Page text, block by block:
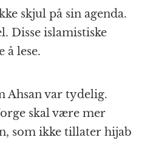
skjul på sin agenda.
Disse islamistiske
å lese.
Ahsan var tydelig.
skal være mer
som ikke tillater hijab